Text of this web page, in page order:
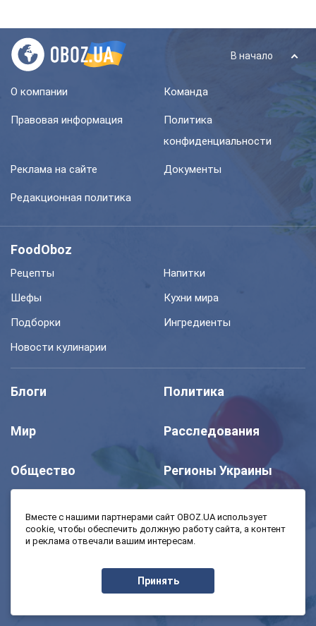
В начало
О компании Команда
Правовая информация
Политика
конфиденциальности
Реклама на сайте Документы
Редакционная политика
FoodOboz
Рецепты
Напитки
Шефы
Кухни мира
Подборки
Ингредиенты
Новости кулинарии
Блоги Политика
Мир Расследования
Общество Регионы Украины
Моя школа Авто
Экономика
Вместе с нашими партнерами сайт OBOZ.UA использует
cookie, чтобы обеспечить должную работу сайта, а контент
и реклама отвечали вашим интересам.
Принять